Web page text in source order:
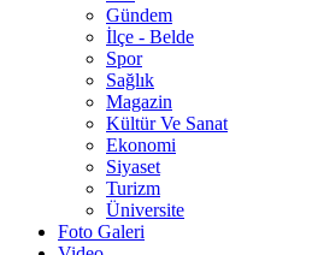
Gündem
İlçe - Belde
Spor
Sağlık
Magazin
Kültür Ve Sanat
Ekonomi
Siyaset
Turizm
Üniversite
Foto Galeri